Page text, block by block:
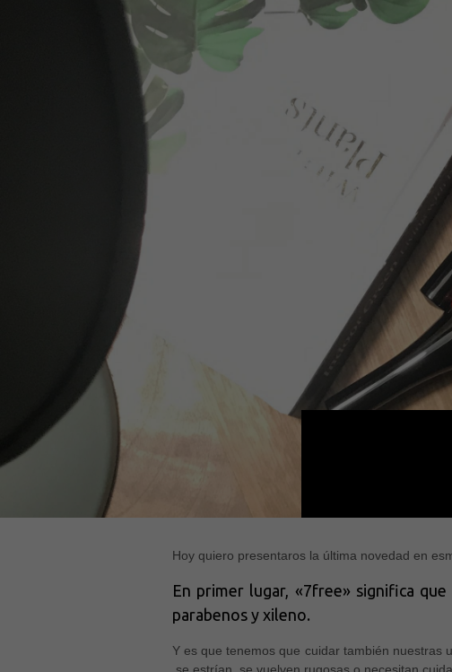
Hoy quiero presentaros la última novedad en
En primer lugar, «7free» significa
parabenos y xileno.
Y es que tenemos que cuidar también nuestras
se estrían, se vuelven rugosas o necesitan